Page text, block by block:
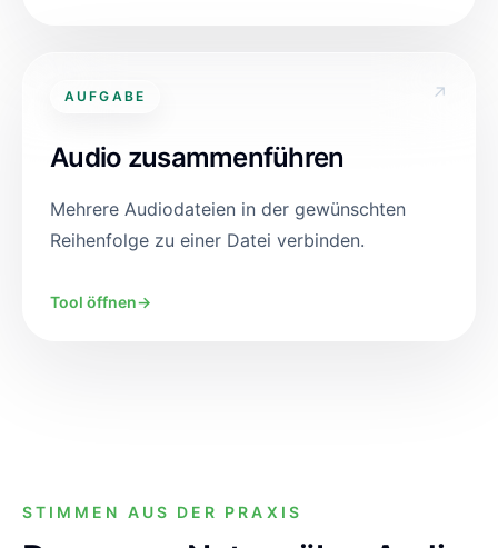
AUFGABE ↗
Audio zusammenführen
Mehrere Audiodateien in der gewünschten
Reihenfolge zu einer Datei verbinden.
Tool öffnen→
STIMMEN AUS DER PRAXIS